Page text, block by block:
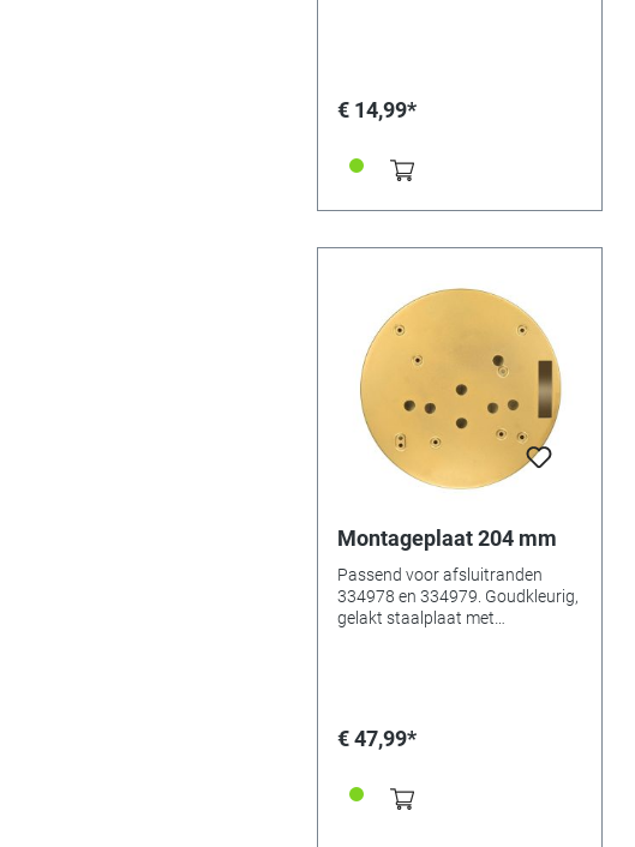
€ 14,99*
Montageplaat 204 mm
Passend voor afsluitranden
334978 en 334979. Goudkleurig,
gelakt staalplaat met
€ 47,99*